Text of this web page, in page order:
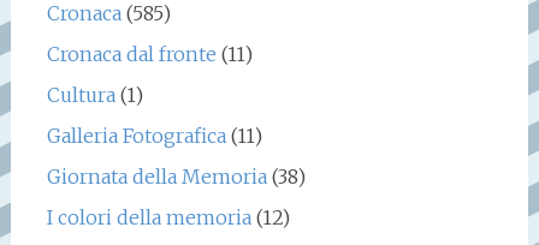
Cronaca(585)
Cronaca dal fronte (11)
Cultura(1)
Galleria Fotografica(11)
Giornata della Memoria(38)
I colori della memoria(12)